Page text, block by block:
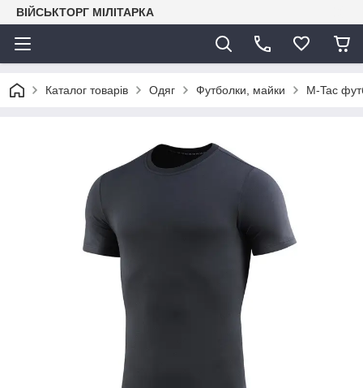
ВІЙСЬКТОРГ МІЛІТАРКА
Каталог товарів Одяг Футболки, майки M-Tac